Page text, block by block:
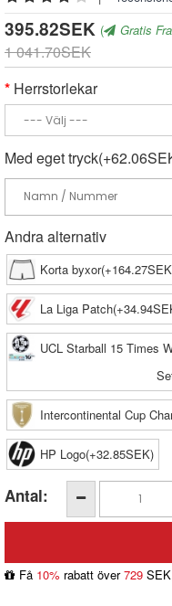
395.82SEK ( Gratis
1 041.70SEK
Herrstorlekar
Med eget
Andra alternativ
Korta
La Liga
UCL Starball 15 Times
Intercontinental Cup
HP Logo(+32.85SEK)
Antal:
Få 10% rabatt över729